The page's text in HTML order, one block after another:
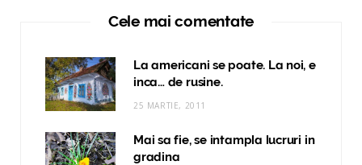
Cele mai comentate
La americani se poate. La noi, e
inca… de rusine.
25 MARTIE, 2011
Mai sa fie, se intampla lucruri in
gradina